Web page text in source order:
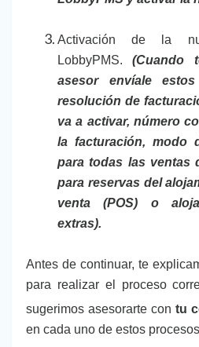
Activación de la
LobbyPMS.(Cuando
asesor envíale
resolución de
va a activar, número
la facturación, modo
para todas las ventas
para reservas del
venta (POS) o
extras).
Antes de continuar, te
para realizar el proceso
sugerimos asesorarte con tu
en cada uno de estos